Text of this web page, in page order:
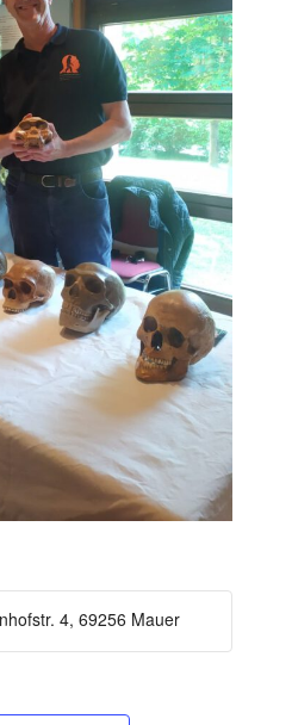
4, 69256 Mauer